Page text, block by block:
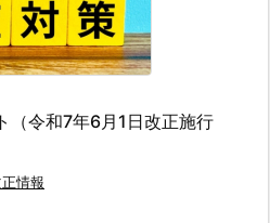
（令和7年6月1日改正施行
情報